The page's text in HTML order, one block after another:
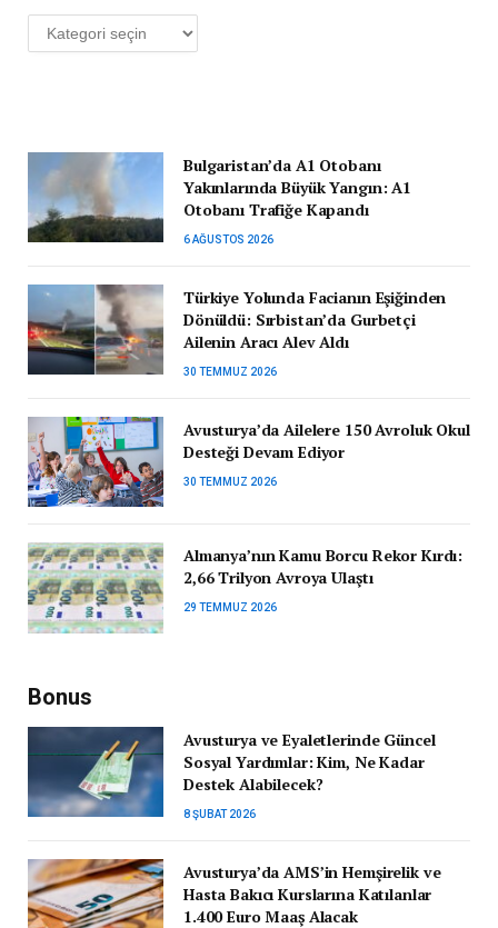
Kategoriler
Bulgaristan’da A1 Otobanı
Yakınlarında Büyük Yangın: A1
Otobanı Trafiğe Kapandı
6 AĞUSTOS 2026
Türkiye Yolunda Facianın Eşiğinden
Dönüldü: Sırbistan’da Gurbetçi
Ailenin Aracı Alev Aldı
30 TEMMUZ 2026
Avusturya’da Ailelere 150 Avroluk Okul
Desteği Devam Ediyor
30 TEMMUZ 2026
Almanya’nın Kamu Borcu Rekor Kırdı:
2,66 Trilyon Avroya Ulaştı
29 TEMMUZ 2026
Bonus
Avusturya ve Eyaletlerinde Güncel
Sosyal Yardımlar: Kim, Ne Kadar
Destek Alabilecek?
8 ŞUBAT 2026
Avusturya’da AMS’in Hemşirelik ve
Hasta Bakıcı Kurslarına Katılanlar
1.400 Euro Maaş Alacak